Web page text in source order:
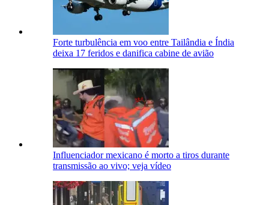
Forte turbulência em voo entre Tailândia e Índia
deixa 17 feridos e danifica cabine de avião
Influenciador mexicano é morto a tiros durante
transmissão ao vivo; veja vídeo